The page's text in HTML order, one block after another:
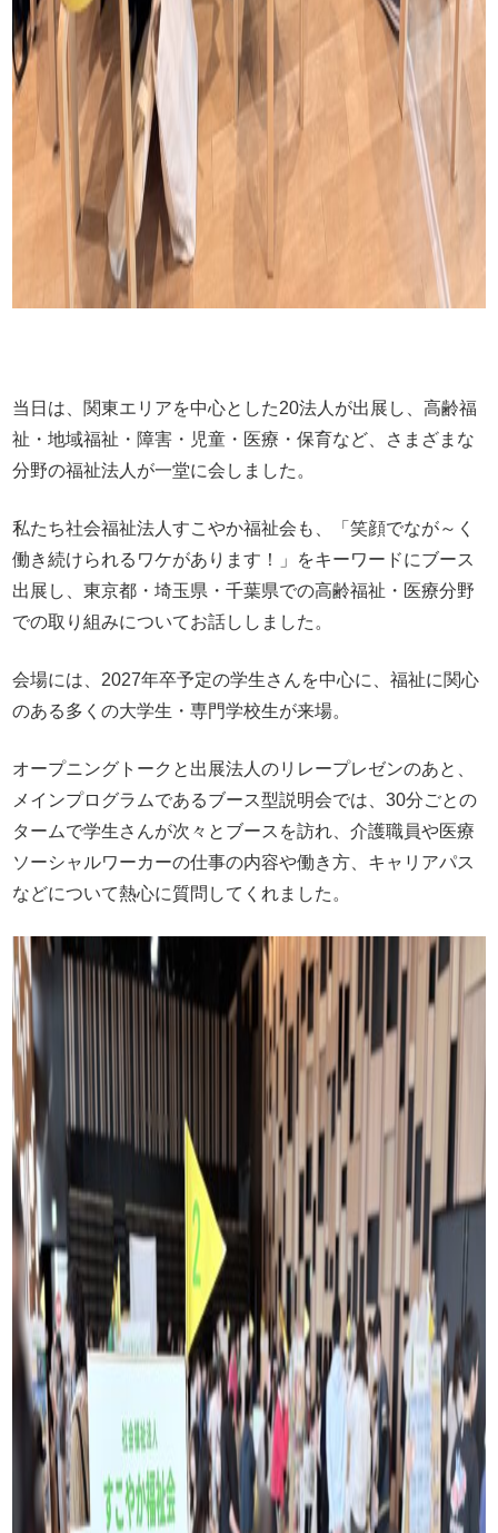
当日は、関東エリアを中心とした20法人が出展し、高齢福
祉・地域福祉・障害・児童・医療・保育など、さまざまな
分野の福祉法人が一堂に会しました。
私たち社会福祉法人すこやか福祉会も、「笑顔でなが～く
働き続けられるワケがあります！」をキーワードにブース
出展し、東京都・埼玉県・千葉県での高齢福祉・医療分野
での取り組みについてお話ししました。
会場には、2027年卒予定の学生さんを中心に、福祉に関心
のある多くの大学生・専門学校生が来場。
オープニングトークと出展法人のリレープレゼンのあと、
メインプログラムであるブース型説明会では、30分ごとの
タームで学生さんが次々とブースを訪れ、介護職員や医療
ソーシャルワーカーの仕事の内容や働き方、キャリアパス
などについて熱心に質問してくれました。